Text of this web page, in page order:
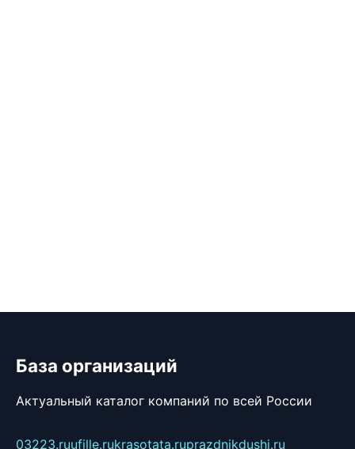
База организаций
Актуальный каталог компаний по всей России
03223.ruufille.rukrasotata.ruprazdnikdushi.ru